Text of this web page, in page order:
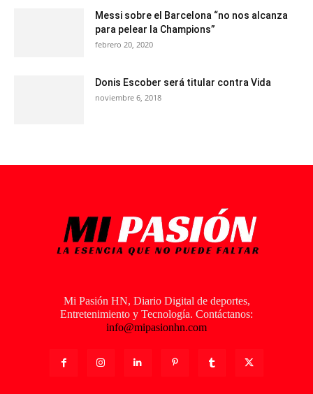
Messi sobre el Barcelona “no nos alcanza
para pelear la Champions”
febrero 20, 2020
Donis Escober será titular contra Vida
noviembre 6, 2018
Mi Pasión HN, Diario Digital de deportes,
Entretenimiento y Tecnología. Contáctanos:
info@mipasionhn.com